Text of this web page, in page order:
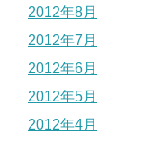
2012年8月
2012年7月
2012年6月
2012年5月
2012年4月